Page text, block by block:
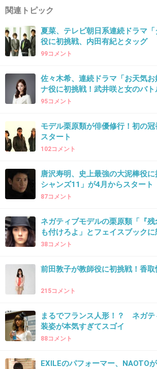
＞主人公を陰からワケありげなまなざし
じっと見てるだけでいいなら類くんでも
35. 匿名2013/03/27(水) 19:31:55
類君ってさ
18歳ってことはこの３月に高校卒業した
老けてない？
嫌い
気持ち悪い
イケメンじゃない
キャラが強すぎるのかなぁ
この子は飽きてきたわ
関連トピック
夏菜、テレビ朝日系連続ドラマ
役に初挑戦、内田有紀とタッグ
99コメント
佐々木希、連続ドラマ「お天気
ナ役に初挑戦！武井咲と女のバト
95コメント
モデル栗原類が俳優修行！初の
スタート
102コメント
唐沢寿明、史上最強の大泥棒役
シャンズ11」が4月からスタート
87コメント
ネガティブモデルの栗原類「『
も付けろよ」とフェイスブックに
38コメント
前田敦子が教師役に初挑戦！香
215コメント
まるでフランス人形！？ ネガテ
装姿が本気すぎてスゴイ
88コメント
EXILEのパフォーマー、NAOTO